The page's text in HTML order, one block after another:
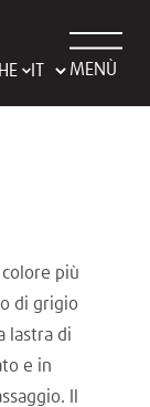
MENÙ
più
di grigio
lastra di
e in
Il